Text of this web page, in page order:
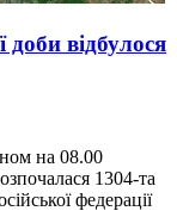
відбулося
на 08.00
1304-та
федерації